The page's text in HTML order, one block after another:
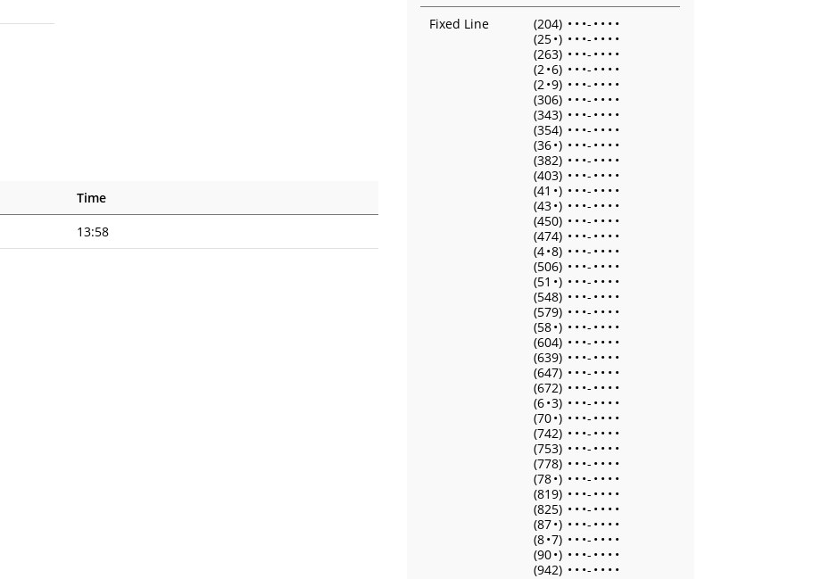
Time
13:58
Fixed Line
(204) • • •- • • • •
(25•) • • •- • • • •
(263) • • •- • • • •
(2•6) • • •- • • • •
(2•9) • • •- • • • •
(306) • • •- • • • •
(343) • • •- • • • •
(354) • • •- • • • •
(36•) • • •- • • • •
(382) • • •- • • • •
(403) • • •- • • • •
(41 •) • • •- • • • •
(43•) • • •- • • • •
(450) • • •- • • • •
(474) • • •- • • • •
(4•8) • • •- • • • •
(506) • • •- • • • •
(51 •) • • •- • • • •
(548) • • •- • • • •
(579) • • •- • • • •
(58•) • • •- • • • •
(604) • • •- • • • •
(639) • • •- • • • •
(647) • • •- • • • •
(672) • • •- • • • •
(6•3) • • •- • • • •
(70•) • • •- • • • •
(742) • • •- • • • •
(753) • • •- • • • •
(778) • • •- • • • •
(78•) • • •- • • • •
(819) • • •- • • • •
(825) • • •- • • • •
(87•) • • •- • • • •
(8•7) • • •- • • • •
(90•) • • •- • • • •
(942) • • •- • • • •